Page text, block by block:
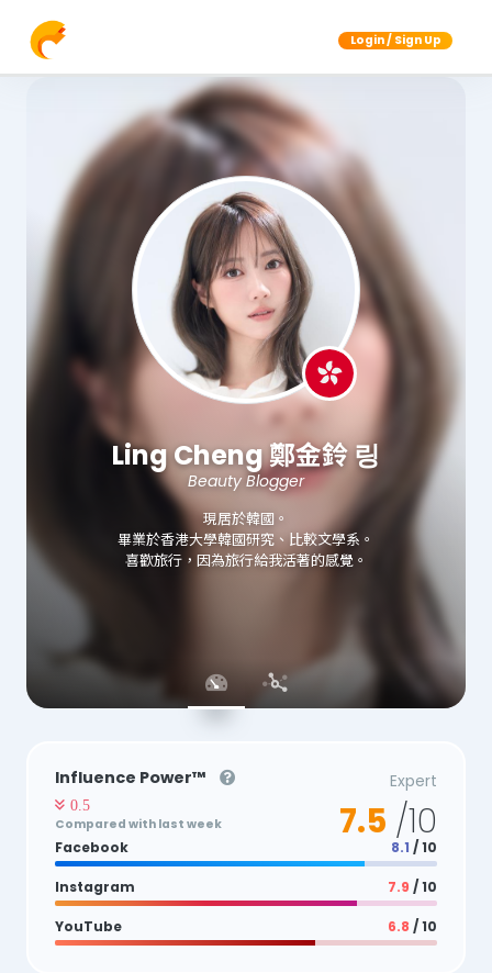
Login / Sign Up
Ling Cheng 鄭金鈴 링
Beauty Blogger
現居於韓國。
畢業於香港大學韓國研究、比較文學系。
喜歡旅行，因為旅行給我活著的感覺。
Influence Power™
0.5
Compared with last week
Expert
7.5 /10
Facebook 8.1 / 10
Instagram 7.9 / 10
YouTube 6.8 / 10